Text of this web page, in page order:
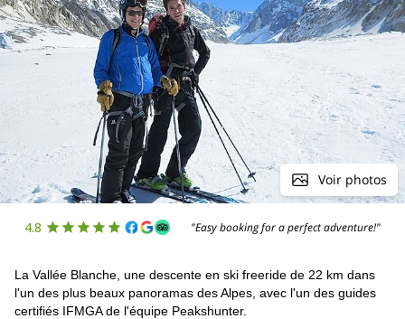
Voir photos
4.8 "Easy booking for a perfect adventure!"
La Vallée Blanche, une descente en ski freeride de 22 km dans
l'un des plus beaux panoramas des Alpes, avec l'un des guides
certifiés IFMGA de l'équipe Peakshunter.